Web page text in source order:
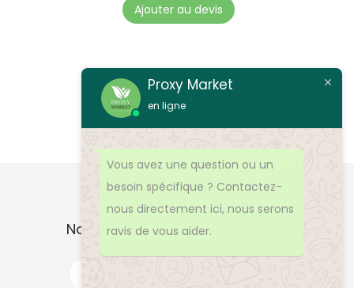
Ajouter au devis
Nos Produits
Proxy Market
en ligne
Vous avez une question ou un
besoin spécifique ? Contactez-
nous directement ici, nous serons
ravis de vous aider.